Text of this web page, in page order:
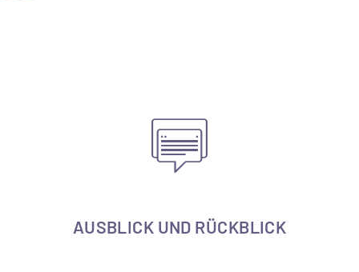
AUSBLICK UND RÜCKBLICK